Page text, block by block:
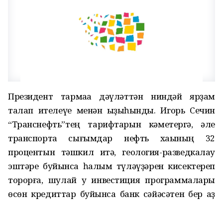
Президент тармаҡҡа дәүләттән ниндәй ярҙам
талап ителеүе менән ҡыҙыҡһынды. Игорь Сечин
“Транснефть”тең тарифтарын кәметергә, әле
транспортҡа сығымдар нефть хаҡының 32
процентын тәшкил итә, геология-разведкалау
эштәре буйынса һалым түләүҙәрен кисектереп
торорға, шулай уҡ инвестиция программалары
өсөн кредиттар буйынса банк сәйәсәтен бер аҙ